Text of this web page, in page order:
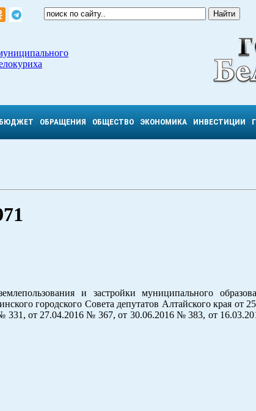
БЮДЖЕТ ОБРАЩЕНИЯ ОБЩЕСТВО ЭКОНОМИКА ИНВЕСТИЦИИ
и застройки муниципального
городского Совета депутатов Алтайского края от
331, от 27.04.2016 № 367, от 30.06.2016 № 383, от